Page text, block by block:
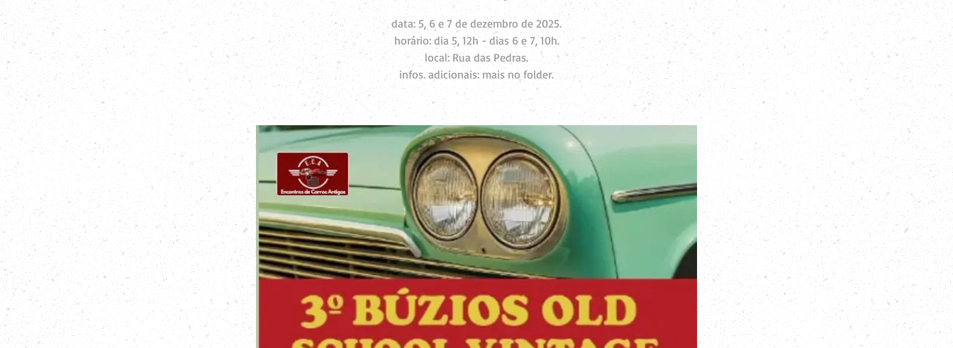
data: 5, 6 e 7 de dezembro de 2025.
horário: dia 5, 12h - dias 6 e 7, 10h.
local: Rua das Pedras.
infos. adicionais: mais no folder.